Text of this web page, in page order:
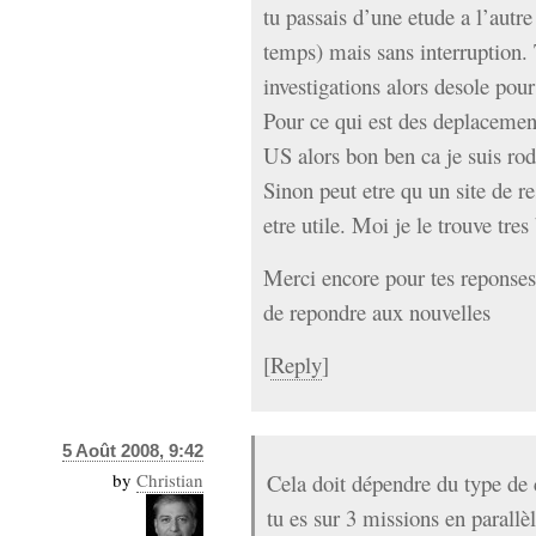
tu passais d’une etude a
temps) mais sans
investigations alors desole
Pour ce qui est des
US alors bon ben ca je suis
Sinon peut etre qu un site de
etre utile. Moi je le trouve tres
Merci encore pour tes
de repondre aux nouvelles
[Reply]
5 Août 2008, 9:42
by Christian
Cela doit dépendre du type
tu es sur 3 missions en